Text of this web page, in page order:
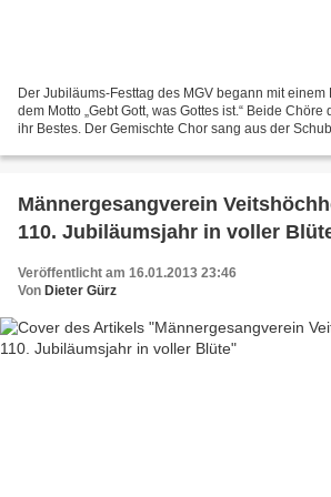
Der Jubiläums-Festtag des MGV begann mit einem
dem Motto „Gebt Gott, was Gottes ist.“ Beide
ihr Bestes. Der Gemischte Chor sang aus der
Männergesangverein
110. Jubiläumsjahr in voller
Veröffentlicht am 16.01.2013 23:46
Von Dieter Gürz